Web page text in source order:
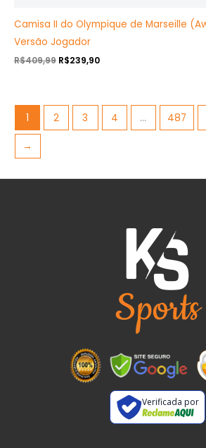
Camisa II do Olympique de Marseille
Versão Jogador
R$409,99 R$239,90
1 2 3 4 … 487
→
Verificada por